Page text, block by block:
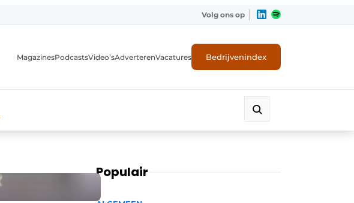
Volg ons op
MagazinesPodcastsVideo’sAdverterenVacatures Bedrijvenindex
Populair